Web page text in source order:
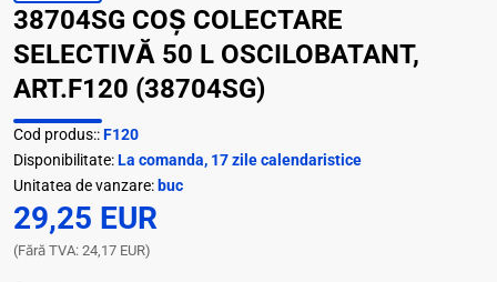
38704SG COȘ COLECTARE
SELECTIVĂ 50 L OSCILOBATANT,
ART.F120 (38704SG)
Cod produs::F120
Disponibilitate:La comanda, 17 zile calendaristice
Unitatea de vanzare: buc
29,25 EUR
(Fără TVA: 24,17 EUR)